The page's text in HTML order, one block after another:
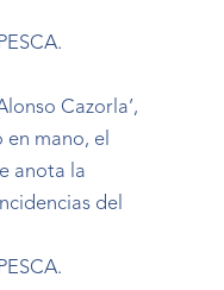
Cazorla’,
mano, el
anota la
del